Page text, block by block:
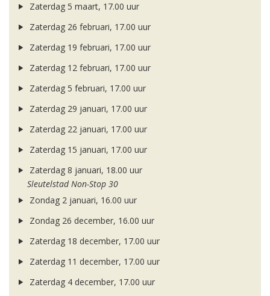
Zaterdag 5 maart, 17.00 uur
Zaterdag 26 februari, 17.00 uur
Zaterdag 19 februari, 17.00 uur
Zaterdag 12 februari, 17.00 uur
Zaterdag 5 februari, 17.00 uur
Zaterdag 29 januari, 17.00 uur
Zaterdag 22 januari, 17.00 uur
Zaterdag 15 januari, 17.00 uur
Zaterdag 8 januari, 18.00 uur
Sleutelstad Non-Stop 30
Zondag 2 januari, 16.00 uur
Zondag 26 december, 16.00 uur
Zaterdag 18 december, 17.00 uur
Zaterdag 11 december, 17.00 uur
Zaterdag 4 december, 17.00 uur